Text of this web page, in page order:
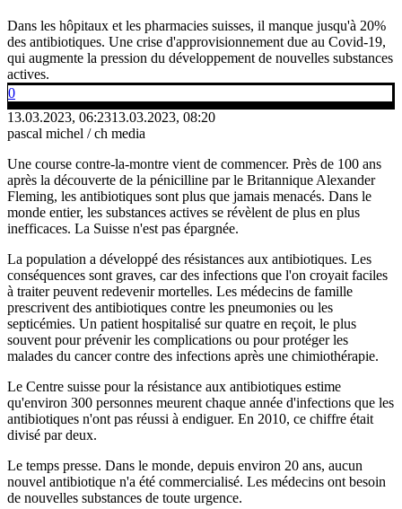
Dans les hôpitaux et les pharmacies suisses, il manque jusqu'à 20%
des antibiotiques. Une crise d'approvisionnement due au Covid-19,
qui augmente la pression du développement de nouvelles substances
actives.
0
13.03.2023, 06:2313.03.2023, 08:20
pascal michel / ch media
Une course contre-la-montre vient de commencer. Près de 100 ans
après la découverte de la pénicilline par le Britannique Alexander
Fleming, les antibiotiques sont plus que jamais menacés. Dans le
monde entier, les substances actives se révèlent de plus en plus
inefficaces. La Suisse n'est pas épargnée.
La population a développé des résistances aux antibiotiques. Les
conséquences sont graves, car des infections que l'on croyait faciles
à traiter peuvent redevenir mortelles. Les médecins de famille
prescrivent des antibiotiques contre les pneumonies ou les
septicémies. Un patient hospitalisé sur quatre en reçoit, le plus
souvent pour prévenir les complications ou pour protéger les
malades du cancer contre des infections après une chimiothérapie.
Le Centre suisse pour la résistance aux antibiotiques estime
qu'environ 300 personnes meurent chaque année d'infections que les
antibiotiques n'ont pas réussi à endiguer. En 2010, ce chiffre était
divisé par deux.
Le temps presse. Dans le monde, depuis environ 20 ans, aucun
nouvel antibiotique n'a été commercialisé. Les médecins ont besoin
de nouvelles substances de toute urgence.